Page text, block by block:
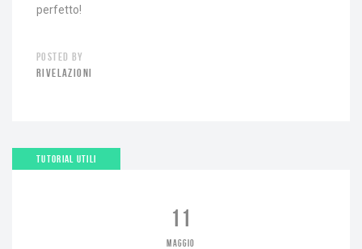
perfetto!
POSTED BY
RIVELAZIONI
TUTORIAL UTILI
11
MAGGIO